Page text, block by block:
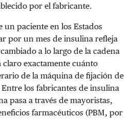
por el fabricante.
un paciente en los Estados
por un mes de insulina refleja
a lo largo de la cadena
exactamente cuánto
de la máquina de fijación de
los fabricantes de insulina
pasa a través de mayoristas,
farmacéuticos (PBM, por